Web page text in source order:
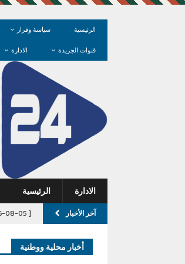
الرئيسية سياسة وقرار
قنوات الجريدة
الادارة
الادارة الرئيسية
آخر الأخبار [ 2026-08-05 ]
GIL24-TV
أخبار محلية ووطنية